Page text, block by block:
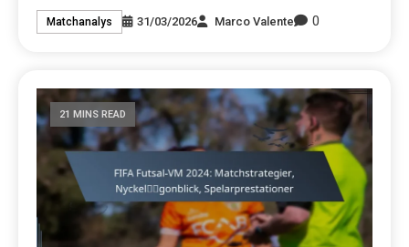
Matchanalys 31/03/2026 Marco Valente 0
21 MINS READ